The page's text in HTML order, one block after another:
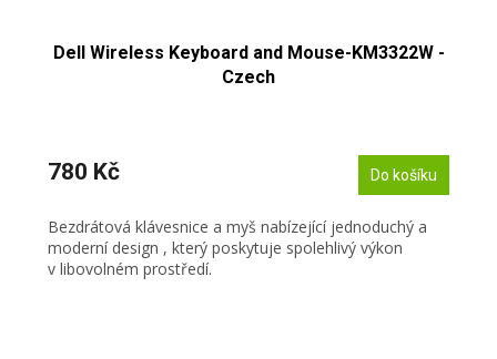
Dell Wireless Keyboard and Mouse-KM3322W -
Czech
780 Kč Do košíku
Bezdrátová klávesnice a myš nabízející jednoduchý a
moderní design , který poskytuje spolehlivý výkon
v libovolném prostředí.